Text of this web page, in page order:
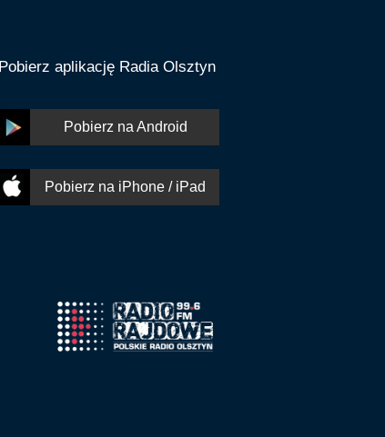
Pobierz aplikację Radia Olsztyn
Pobierz na Android
Pobierz na iPhone / iPad